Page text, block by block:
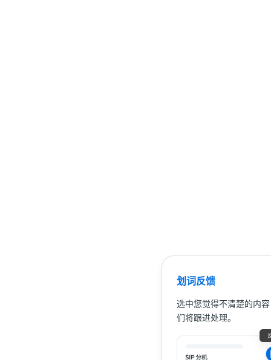
划词反馈
选中您觉得不清楚的内
们将跟进处理。